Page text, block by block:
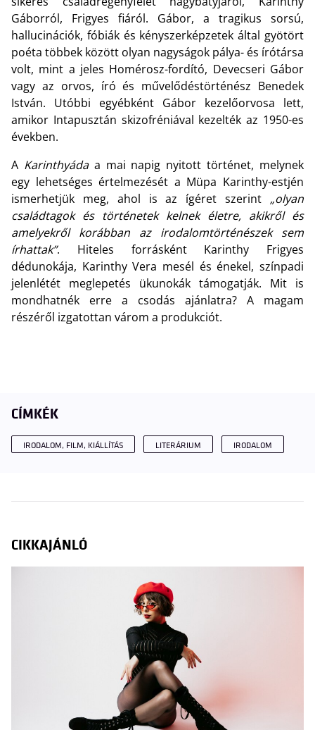
Gáborról, Frigyes fiáról. Gábor, a tragikus sorsú,
hallucinációk, fóbiák és kényszerképzetek által gyötört
poéta többek között olyan nagyságok pálya- és írótársa
volt, mint a jeles Homérosz-fordító, Devecseri Gábor
vagy az orvos, író és művelődéstörténész Benedek
István. Utóbbi egyébként Gábor kezelőorvosa lett,
amikor Intapusztán skizofréniával kezelték az 1950-es
években.
A Karinthyáda a mai napig nyitott történet, melynek
egy lehetséges értelmezését a Müpa Karinthy-estjén
ismerhetjük meg, ahol is az ígéret szerint „olyan
családtagok és történetek kelnek életre, akikről és
amelyekről korábban az irodalomtörténészek sem
írhattak”. Hiteles forrásként Karinthy Frigyes
dédunokája, Karinthy Vera mesél és énekel, színpadi
jelenlétét meglepetés ükunokák támogatják. Mit is
mondhatnék erre a csodás ajánlatra? A magam
részéről izgatottan várom a produkciót.
CÍMKÉK
IRODALOM, FILM, KIÁLLÍTÁS LITERÁRIUM IRODALOM
CIKKAJÁNLÓ